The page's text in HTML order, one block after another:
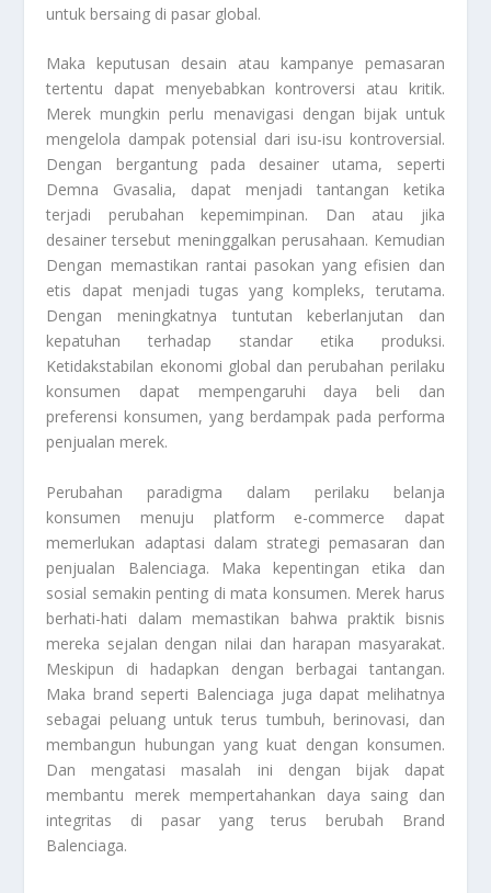
untuk bersaing di pasar global.
Maka keputusan desain atau kampanye pemasaran
tertentu dapat menyebabkan kontroversi atau kritik.
Merek mungkin perlu menavigasi dengan bijak untuk
mengelola dampak potensial dari isu-isu kontroversial.
Dengan bergantung pada desainer utama, seperti
Demna Gvasalia, dapat menjadi tantangan ketika
terjadi perubahan kepemimpinan. Dan atau jika
desainer tersebut meninggalkan perusahaan. Kemudian
Dengan memastikan rantai pasokan yang efisien dan
etis dapat menjadi tugas yang kompleks, terutama.
Dengan meningkatnya tuntutan keberlanjutan dan
kepatuhan terhadap standar etika produksi.
Ketidakstabilan ekonomi global dan perubahan perilaku
konsumen dapat mempengaruhi daya beli dan
preferensi konsumen, yang berdampak pada performa
penjualan merek.
Perubahan paradigma dalam perilaku belanja
konsumen menuju platform e-commerce dapat
memerlukan adaptasi dalam strategi pemasaran dan
penjualan Balenciaga. Maka kepentingan etika dan
sosial semakin penting di mata konsumen. Merek harus
berhati-hati dalam memastikan bahwa praktik bisnis
mereka sejalan dengan nilai dan harapan masyarakat.
Meskipun di hadapkan dengan berbagai tantangan.
Maka brand seperti Balenciaga juga dapat melihatnya
sebagai peluang untuk terus tumbuh, berinovasi, dan
membangun hubungan yang kuat dengan konsumen.
Dan mengatasi masalah ini dengan bijak dapat
membantu merek mempertahankan daya saing dan
integritas di pasar yang terus berubah
Brand
Balenciaga.